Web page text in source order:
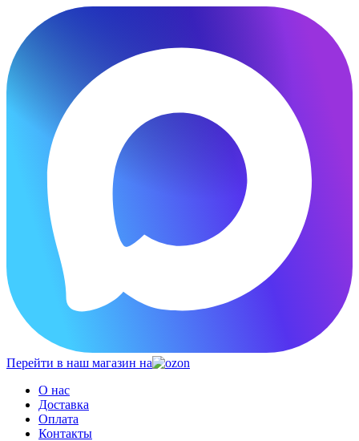
Перейти в наш магазин на
О нас
Доставка
Оплата
Контакты